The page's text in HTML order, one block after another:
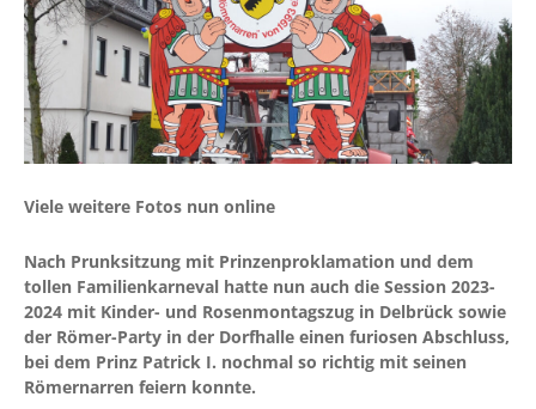
Viele weitere Fotos nun online
Nach Prunksitzung mit Prinzenproklamation und dem
tollen Familienkarneval hatte nun auch die Session 2023-
2024 mit Kinder- und Rosenmontagszug in Delbrück sowie
der Römer-Party in der Dorfhalle einen furiosen Abschluss,
bei dem Prinz Patrick I. nochmal so richtig mit seinen
Römernarren feiern konnte.